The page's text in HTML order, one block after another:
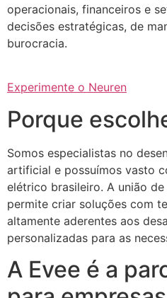
operacionais, financeiros e
decisões estratégicas, de
burocracia.
Experimente o Neuren
Porque
Somos especialistas no
artificial e possuímos vasto
elétrico brasileiro. A união
permite criar soluções com
altamente aderentes aos
personalizadas para as
A Evee é a